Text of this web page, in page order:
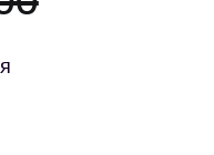
Текущая